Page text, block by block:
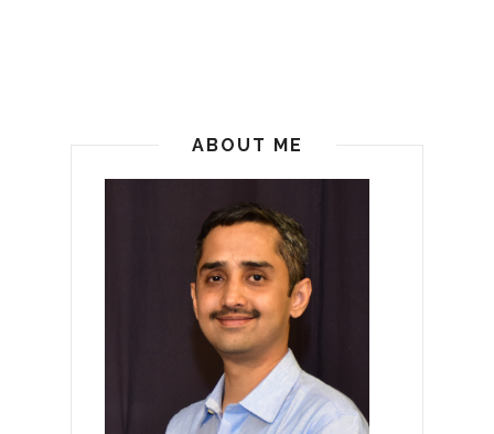
ABOUT ME